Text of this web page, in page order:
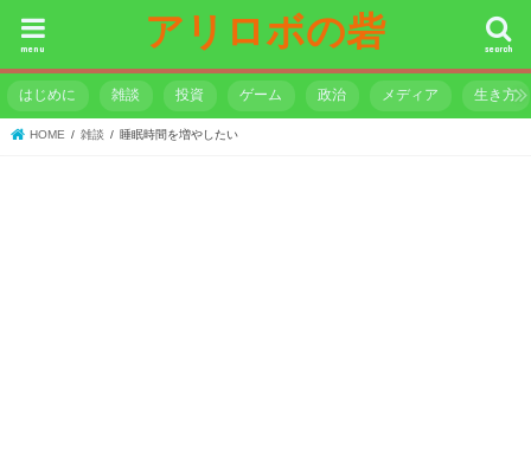
アリロボの砦 search
menu
はじめに 雑談 投資 ゲーム 政治 メディア 生き方
HOME 雑談 睡眠時間を増やしたい